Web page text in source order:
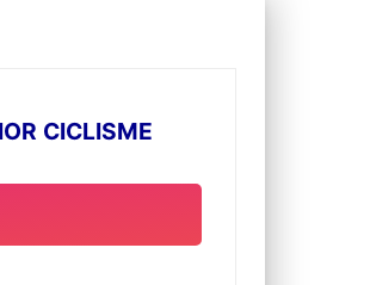
CICLISME